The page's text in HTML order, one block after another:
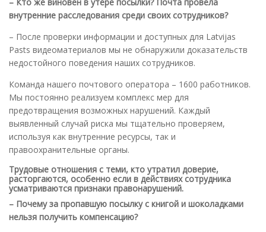
внутренние расследования среди своих сотрудников?
– После проверки информации и доступных для Latvijas
Pasts видеоматериалов мы не обнаружили доказательств
недостойного поведения наших сотрудников.
Команда нашего почтового оператора – 1600 работников.
Мы постоянно реализуем комплекс мер для
предотвращения возможных нарушений. Каждый
выявленный случай риска мы тщательно проверяем,
используя как внутренние ресурсы, так и
правоохранительные органы.
Трудовые отношения с теми, кто утратил доверие,
расторгаются, особенно если в действиях сотрудника
усматриваются признаки правонарушений.
– Почему за пропавшую посылку с книгой и шоколадками
нельзя получить компенсацию?